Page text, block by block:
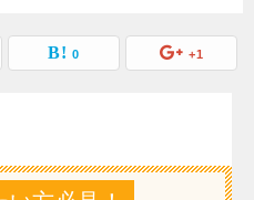
0 +1